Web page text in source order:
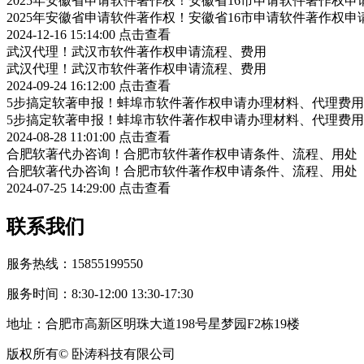
2025年安徽省申请软件著作权！安徽省16市申请软件著作权申
2024-12-16 15:14:00 点击查看
武汉代理！武汉市软件著作权申请流程、费用
武汉代理！武汉市软件著作权申请流程、费用
2024-09-24 16:12:00 点击查看
5步搞定软著申报！蚌埠市软件著作权申请办理材料、代理费用
5步搞定软著申报！蚌埠市软件著作权申请办理材料、代理费用
2024-08-28 11:01:00 点击查看
合肥软著代办咨询！合肥市软件著作权申请条件、流程、用处
合肥软著代办咨询！合肥市软件著作权申请条件、流程、用处
2024-07-25 14:29:00 点击查看
联系我们
服务热线：15855199550
服务时间：8:30-12:00 13:30-17:30
地址：合肥市高新区明珠大道198号星梦园F2栋19楼
版权所有© 卧涛科技有限公司